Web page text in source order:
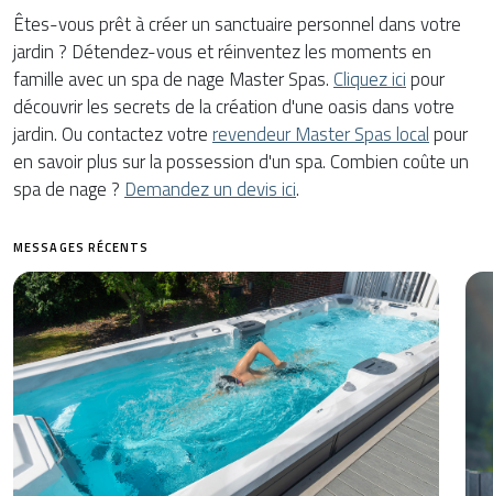
Êtes-vous prêt à créer un sanctuaire personnel dans votre
jardin ? Détendez-vous et réinventez les moments en
famille avec un spa de nage Master Spas. Cliquez icipour
découvrir les secrets de la création d'une oasis dans votre
jardin. Ou contactez votre revendeur Master Spas localpour
en savoir plus sur la possession d'un spa. Combien coûte un
spa de nage ? Demandez un devis ici.
MESSAGES RÉCENTS